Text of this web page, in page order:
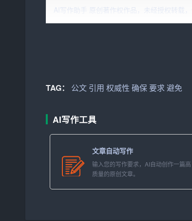
2. 严谨的格式。公文的格式必须遵循一
简练、准确
用官方发布的文件、权威媒体报道等。
用。
二、公文的清晰度
1. 明确主旨。公文的主旨是文章的灵魂
AI写作助手 原创著作权作品，未经授权转载
TAG： 公文 引用 权威性 确保 要求避免
AI写作工具
文章自动写作
输入您的写作要求，AI自动创作一篇高
质量的原创文章。